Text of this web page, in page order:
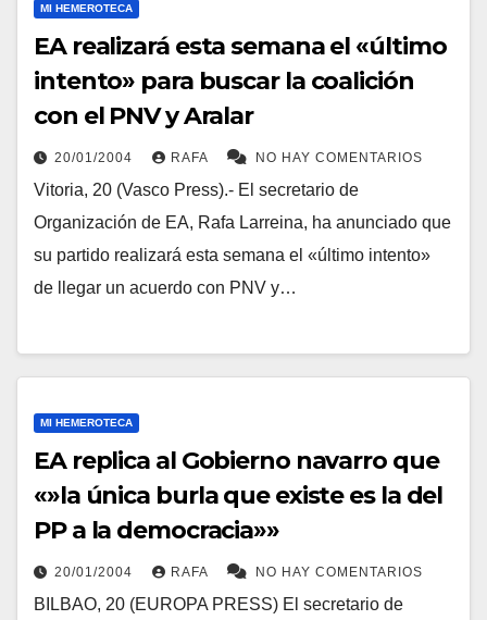
MI HEMEROTECA
EA realizará esta semana el «último
intento» para buscar la coalición
con el PNV y Aralar
20/01/2004 RAFA NO HAY COMENTARIOS
Vitoria, 20 (Vasco Press).- El secretario de
Organización de EA, Rafa Larreina, ha anunciado que
su partido realizará esta semana el «último intento»
de llegar un acuerdo con PNV y…
MI HEMEROTECA
EA replica al Gobierno navarro que
«»la única burla que existe es la del
PP a la democracia»»
20/01/2004 RAFA NO HAY COMENTARIOS
BILBAO, 20 (EUROPA PRESS) El secretario de